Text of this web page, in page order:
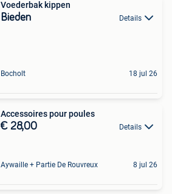
Voederbak kippen
Bieden Details
Bocholt 18 jul 26
Accessoires pour poules
€ 28,00 Details
Aywaille + Partie De Rouvreux 8 jul 26